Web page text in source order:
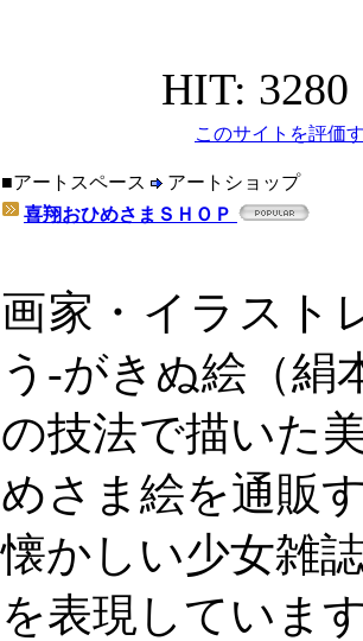
HIT: 3280
このサイトを評価
■アートスペース
アートショップ
喜翔おひめさまＳＨＯＰ
画家・イラスト
う-がきぬ絵（絹
の技法で描いた
めさま絵を通販
懐かしい少女雑
を表現していま